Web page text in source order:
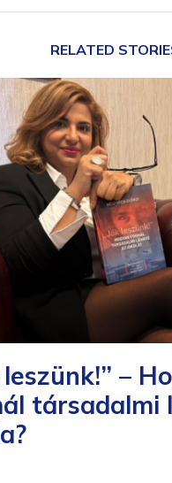
RELATED
leszünk!” –
társadalmi